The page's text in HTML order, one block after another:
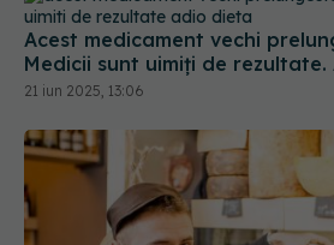
21 iun 2025, 13:06